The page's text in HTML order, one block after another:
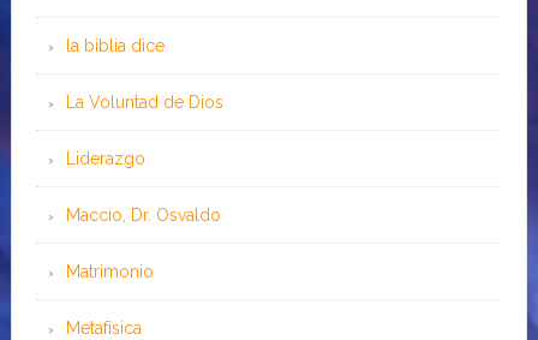
la biblia dice
La Voluntad de Dios
Liderazgo
Maccio, Dr. Osvaldo
Matrimonio
Metafísica